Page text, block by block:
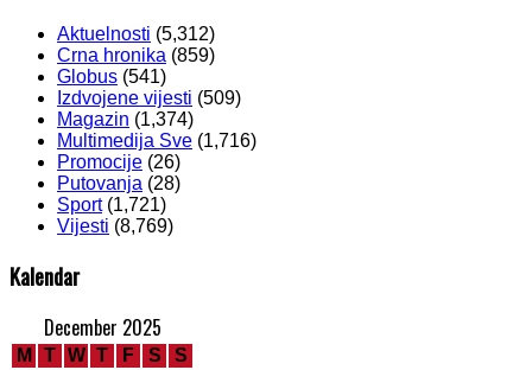
Aktuelnosti (5,312)
Crna hronika (859)
Globus (541)
Izdvojene vijesti (509)
Magazin (1,374)
Multimedija Sve (1,716)
Promocije (26)
Putovanja (28)
Sport(1,721)
Vijesti (8,769)
Kalendar
December 2025
M T W T F S S